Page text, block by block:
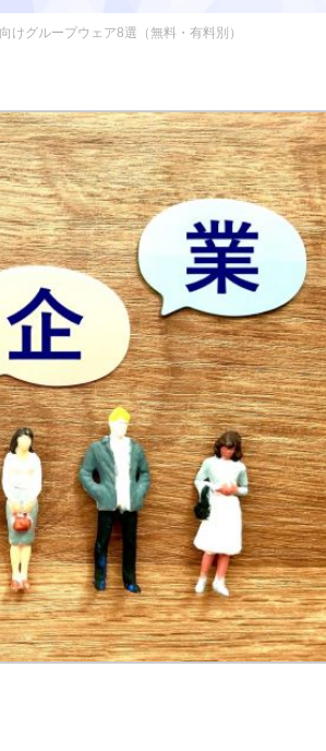
けグループウェア8選（無料・有料別）